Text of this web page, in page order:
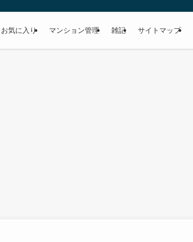
お気に入り マンション管理 雑記 サイトマップ